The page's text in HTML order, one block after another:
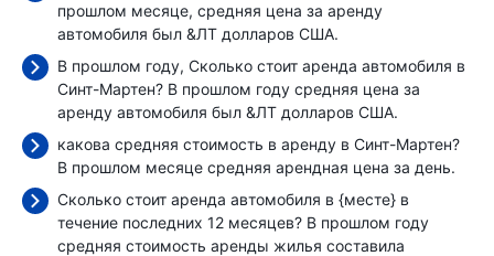
прошлом месяце, средняя цена за аренду
автомобиля был &ЛТ долларов США.
В прошлом году, Сколько стоит аренда автомобиля в
Синт-Мартен? В прошлом году средняя цена за
аренду автомобиля был &ЛТ долларов США.
какова средняя стоимость в аренду в Синт-Мартен?
В прошлом месяце средняя арендная цена за день.
Сколько стоит аренда автомобиля в {месте} в
течение последних 12 месяцев? В прошлом году
средняя стоимость аренды жилья составила